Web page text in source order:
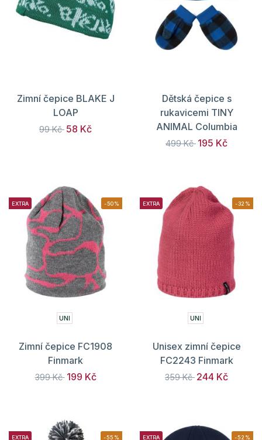
Zimní čepice BLAKE J
LOAP
99 Kč 58 Kč
Dětská čepice s
rukavicemi TINY
ANIMAL Columbia
499 Kč 195 Kč
EXTRA -50%
UNI
Zimní čepice FC1908
Finmark
399 Kč 199 Kč
EXTRA -32%
UNI
Unisex zimní čepice
FC2243 Finmark
359 Kč 244 Kč
EXTRA -55% EXTRA -52%